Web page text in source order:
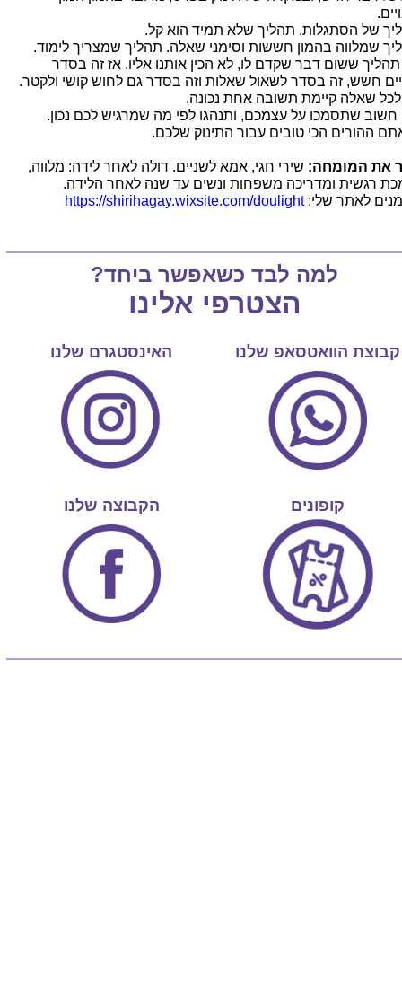
של הסתגלות. תהליך שלא תמיד הוא קל.
שמלווה בהמון חששות וסימני שאלה. תהליך שמצריך לימוד.
תהליך ששום דבר שקדם לו, לא הכין אותנו אליו. אז זה בסדר
חשש, זה בסדר לשאול שאלות וזה בסדר גם לחוש קושי ולקטר.
שאלה קיימת תשובה אחת נכונה.
חשוב שתסמכו על עצמכם, ותנהגו לפי מה שמרגיש לכם נכון.
ההורים הכי טובים עבור התינוק שלכם.
את המומחה: שירי חגי, אמא לשניים. דולה לאחר לידה: מלווה,
רגשית ומדריכה משפחות ונשים עד שנה לאחר הלידה.
לאתר שלי:https://shirihagay.wixsite.com/doulight
למה לבד כשאפשר ביחד?
הצטרפי אלינו
קבוצת הוואטסאפ שלנו האינסטגרם שלנו
קופונים הקבוצה שלנו